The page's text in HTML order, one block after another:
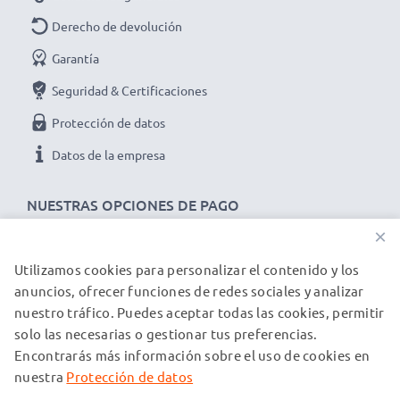
NUESTRAS OPCIONES DE PAGO
Derecho de devolución
Garantía
Seguridad & Certificaciones
Protección de datos
Datos de la empresa
NUESTROS PARTNERS DE ENVÍO
© subtel.es 2026
Todos los precios incluyen IVA y excluyen los costos de envío.
Tenga en cuenta que todas las marcas registradas que
×
Utilizamos cookies para personalizar el contenido y los
anuncios, ofrecer funciones de redes sociales y analizar
nuestro tráfico. Puedes aceptar todas las cookies, permitir
solo las necesarias o gestionar tus preferencias.
Encontrarás más información sobre el uso de cookies en
nuestra Protección de datos